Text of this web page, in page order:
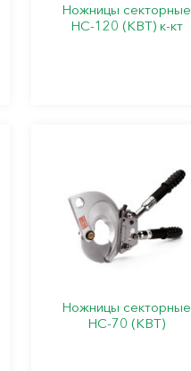
Ножницы секторные
НС-120 (КВТ) к-кт
Ножницы секторные
НС-70 (КВТ)